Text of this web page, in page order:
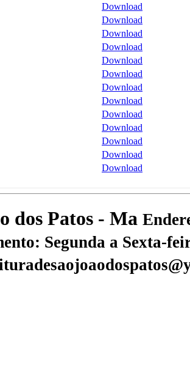
Download
Download
Download
Download
Download
Download
Download
Download
Download
Download
Download
Download
Download
dos Patos - Ma
Segunda a Sexta-